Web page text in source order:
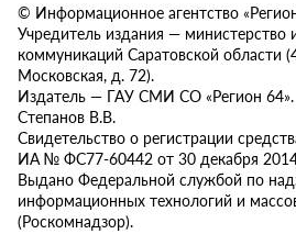
© Информационное агентство
Учредитель издания —
коммуникаций Саратовской области
Московская, д. 72).
Издатель — ГАУ СМИ СО «Регион 64».
Степанов В.В.
Свидетельство о регистрации
ИА № ФС77-60442 от 30 декабря
Выдано Федеральной службой по
информационных технологий и
(Роскомнадзор).